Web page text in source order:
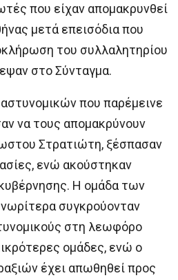
που είχαν απομακρυνθεί
μετά επεισόδια που
του συλλαλητηρίου
στο Σύνταγμα.
που παρέμεινε
να τους απομακρύνουν
Στρατιώτη, ξέσπασαν
ενώ ακούστηκαν
Η ομάδα των
συγκρούονταν
στη λεωφόρο
ομάδες, ενώ ο
έχει απωθηθεί προς